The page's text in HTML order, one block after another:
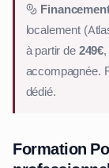
localement
à partir de 249€
accompagnée.
dédié.
Formation